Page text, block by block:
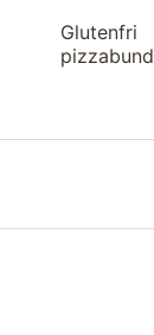
Glutenfri